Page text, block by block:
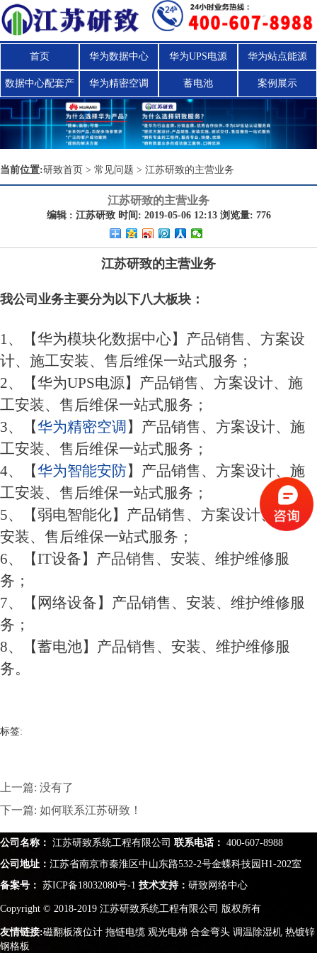
首页 华为数据中心 华为UPS电源 华为站点能源
数据中心配套产
品
华为精密空调 蓄电池 案例展示
当前位置:研致首页 > 常见问题 > 江苏研致的主营业务
江苏研致的主营业务
编辑 : 江苏研致 时间: 2019-05-06 12:13 浏览量: 776
江苏研致的主营业务
我公司业务主要分为以下八大板块：
1、【华为模块化数据中心】产品销售、方案设
计、施工安装、售后维保一站式服务；
2、【华为UPS电源】产品销售、方案设计、施
工安装、售后维保一站式服务 ；
3、【华为精密空调 】产品销售、方案设计、施
工安装、售后维保一站式服务 ；
4、【华为智能安防】产品销售、方案设计、施
工安装、售后维保一站式服务 ；
5、【弱电智能化】产品销售、方案设计、施工
安装、售后维保一站式服务 ；
6、【IT设备】产品销售、安装、维护维修服
务；
7、【网络设备】产品销售、安装、维护维修服
务；
8、【蓄电池】产品销售、安装、维护维修服
务。
标签:
上一篇: 没有了
下一篇: 如何联系江苏研致！
公司名称： 江苏研致系统工程有限公司 联系电话： 400-607-8988
公司地址： 江苏省南京市秦淮区中山东路532-2号金蝶科技园H1-202室
备案号： 苏ICP备18032080号-1 技术支持： 研致网络中心
Copyright © 2018-2019 江苏研致系统工程有限公司 版权所有
友情链接:磁翻板液位计 拖链电缆 观光电梯 合金弯头 调温除湿机 热镀锌
钢格板